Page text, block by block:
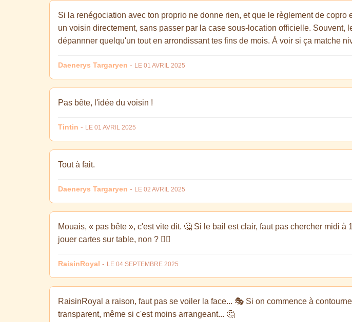
Si la renégociation avec ton proprio ne donne rien, et que le règlement de
un voisin directement, sans passer par la case sous-location officielle. Souvent,
dépannner quelqu'un tout en arrondissant tes fins de mois. À voir si ça matche
Daenerys Targaryen - LE 01 AVRIL 2025
Pas bête, l'idée du voisin !
Tintin - LE 01 AVRIL 2025
Tout à fait.
Daenerys Targaryen - LE 02 AVRIL 2025
Mouais, « pas bête », c'est vite dit. 🤔 Si le bail est clair, faut pas chercher midi
jouer cartes sur table, non ? 🤷‍♂️
RaisinRoyal - LE 04 SEPTEMBRE 2025
RaisinRoyal a raison, faut pas se voiler la face... 🎭 Si on commence à
transparent, même si c'est moins arrangeant... 🤔